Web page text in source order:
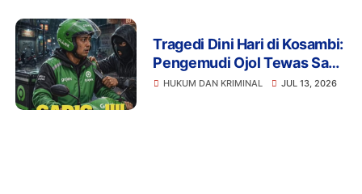
Tragedi Dini Hari di Kosambi:
Pengemudi Ojol Tewas Saat
Istirahat, Motor dan HP Raib
HUKUM DAN KRIMINAL JUL 13, 2026